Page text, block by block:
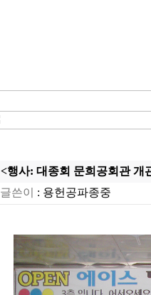
<행사: 대종회 문희공회관 개
글쓴이
: 용헌공파종중